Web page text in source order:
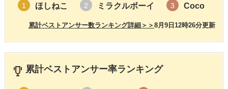
1 ほしねこ 2 ミラクルボーイ 3 Coco
8月9日12時26分更新
累計ベストアンサー数ランキング詳細＞＞
累計ベストアンサー率ランキング